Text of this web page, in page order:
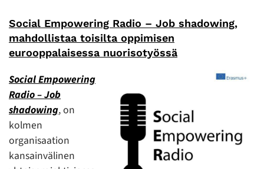
Social Empowering Radio – Job shadowing,
mahdollistaa toisilta oppimisen
eurooppalaisessa nuorisotyössä
Social Empowering
Radio – Job
shadowing, on
kolmen
organisaation
kansainvälinen